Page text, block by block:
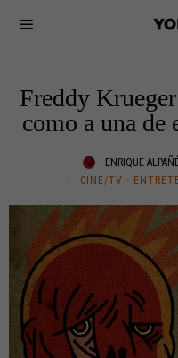
Freddy
como a una de
ENRIQUE
CINE/TV ·